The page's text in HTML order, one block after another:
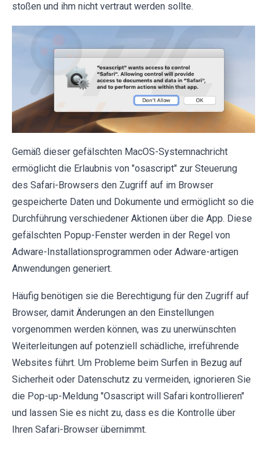
stoßen und ihm nicht vertraut werden sollte.
Gemäß dieser gefälschten MacOS-Systemnachricht
ermöglicht die Erlaubnis von "osascript" zur Steuerung
des Safari-Browsers den Zugriff auf im Browser
gespeicherte Daten und Dokumente und ermöglicht so die
Durchführung verschiedener Aktionen über die App. Diese
gefälschten Popup-Fenster werden in der Regel von
Adware-Installationsprogrammen oder Adware-artigen
Anwendungen generiert.
Häufig benötigen sie die Berechtigung für den Zugriff auf
Browser, damit Änderungen an den Einstellungen
vorgenommen werden können, was zu unerwünschten
Weiterleitungen auf potenziell schädliche, irreführende
Websites führt. Um Probleme beim Surfen in Bezug auf
Sicherheit oder Datenschutz zu vermeiden, ignorieren Sie
die Pop-up-Meldung "Osascript will Safari kontrollieren"
und lassen Sie es nicht zu, dass es die Kontrolle über
Ihren Safari-Browser übernimmt.